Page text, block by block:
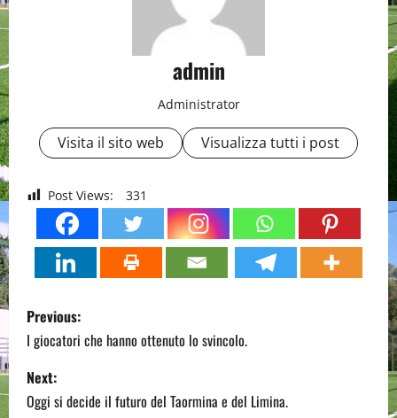
admin
Administrator
Visita il sito web Visualizza tutti i post
Post Views: 331
P
o
s
Previous:
I giocatori che hanno ottenuto lo svincolo.
Next:
Oggi si decide il futuro del Taormina e del Limina.